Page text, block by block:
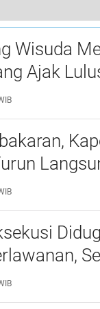
Wisuda
Ajak
bagi